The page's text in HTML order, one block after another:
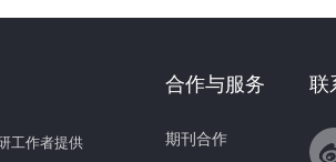
工作者提供
联
合作与服务
期刊合作